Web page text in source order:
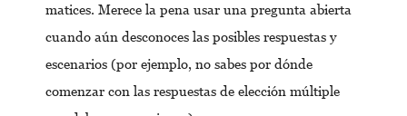
matices. Merece la pena usar una pregunta abierta
cuando aún desconoces las posibles respuestas y
escenarios (por ejemplo, no sabes por dónde
comenzar con las respuestas de elección múltiple